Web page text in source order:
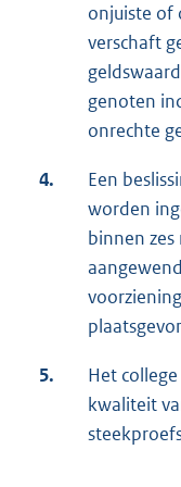
onjuiste of
verschaft
genoten
onrechte
4.
Een
worden
binnen
5.
Het
kwaliteit